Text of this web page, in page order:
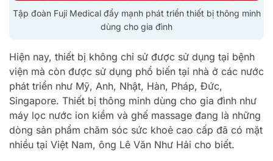
Tập đoàn Fuji Medical đẩy mạnh phát triển thiết bị thông minh
dùng cho gia đình
Hiện nay, thiết bị không chỉ sử được sử dụng tại bệnh
viện mà còn được sử dụng phổ biến tại nhà ở các nước
phát triển như Mỹ, Anh, Nhật, Hàn, Pháp, Đức,
Singapore. Thiết bị thông minh dùng cho gia đình như
máy lọc nước ion kiềm và ghế massage đang là những
dòng sản phẩm chăm sóc sức khoẻ cao cấp đã có mặt
nhiều tại Việt Nam, ông Lê Văn Như Hải cho biết.